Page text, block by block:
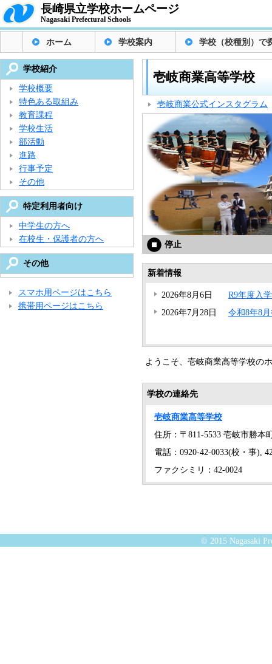
長崎県立学校ホームページ
Nagasaki Prefectural Schools
ホーム 学校案内 学校（校種別）で
壱岐商業高等学校
壱岐商業公式インスタグラム
停止
新着情報
2026年8月6日
R9年度入
2026年7月28日
令和8年8
ようこそ、壱岐商業高等学校の
学校の連絡先
壱岐商業高等学校
住所：〒811-5533 壱岐市勝本
電話：0920-42-0033(校・事),
ファクシミリ：42-0024
学校紹介
学校概要
特色ある取組み
教育課程
学校生活
部活動
進路
行事予定
その他
特定利用者向け
中学生の方へ
在校生・保護者の方へ
その他
スマホ用ページはこちら
携帯用ページはこちら
© 2015 Nagasaki